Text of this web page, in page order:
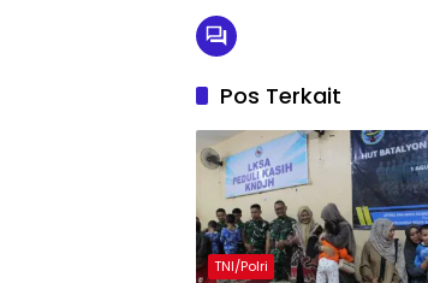
Pos Terkait
TNI/Polri